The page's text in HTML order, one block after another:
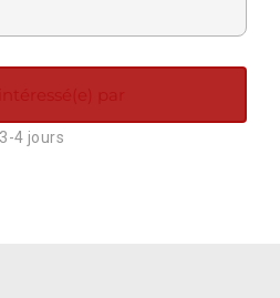
par
4 jours